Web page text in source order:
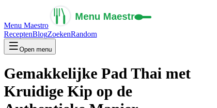
Menu Maestro
ReceptenBlogZoekenRandom
Open menu
Gemakkelijke Pad Thai met
Kruidige Kip op de